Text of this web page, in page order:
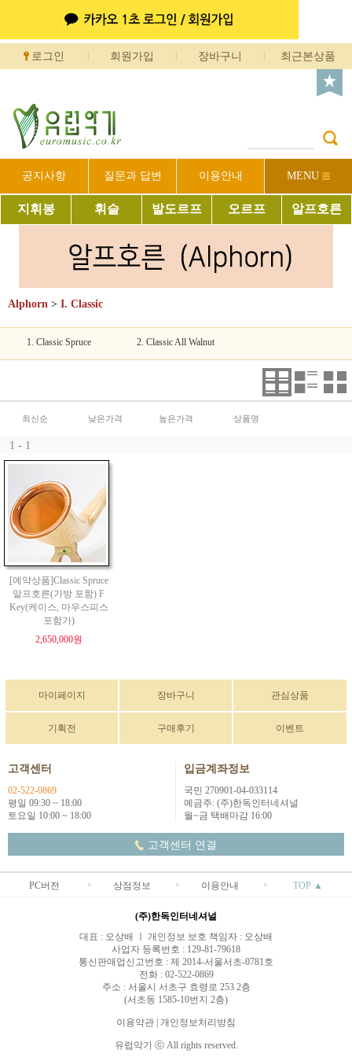
로그인 회원가입 장바구니 최근본상품
공지사항 질문과 답변 이용안내 MENU
지휘봉 휘슬 발도르프 오르프 알프호른
Alphorn > I. Classic
1. Classic Spruce 2. Classic All Walnut
최신순 낮은가격 높은가격 상품명
1 - 1
[예약상품]Classic Spruce
알프호른(가방 포함) F
Key(케이스, 마우스피스
포함가)
2,650,000원
마이페이지 장바구니 관심상품
기획전 구매후기 이벤트
고객센터
02-522-0869
평일 09:30 ~ 18:00
토요일 10:00 ~ 18:00
입금계좌정보
국민 270901-04-033114
예금주: (주)한독인터네셔널
월~금 택배마감 16:00
고객센터 연결
PC버전 상점정보 이용안내 TOP ▲
(주)한독인터네셔널
대표 : 오상배 ㅣ 개인정보 보호 책임자 : 오상배
사업자 등록번호 : 129-81-79618
통신판매업신고번호 : 제 2014-서울서초-0781호
전화 : 02-522-0869
주소 : 서울시 서초구 효령로 253 2층
(서초동 1585-10번지 2층)
이용약관 개인정보처리방침
유럽악기 ⓒ All rights reserved.